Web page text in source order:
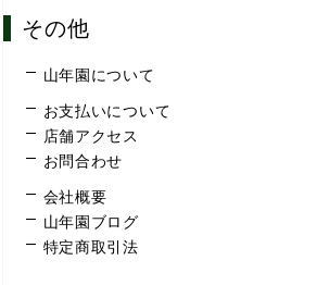
その他
山年園について
お支払いについて
店舗アクセス
お問合わせ
会社概要
山年園ブログ
特定商取引法